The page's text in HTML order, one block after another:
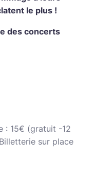
le plus !
des concerts
: 15€ (gratuit -12
sur place